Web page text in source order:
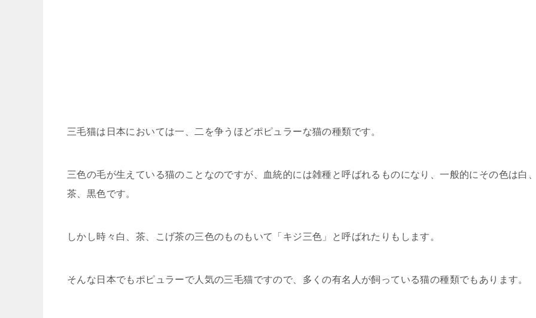
三毛猫は日本においては一、二を争うほどポピュラーな猫の種類です。
三色の毛が生えている猫のことなのですが、血統的には雑種と呼ばれるものになり、一般的にその色は白
茶、黒色です。
しかし時々白、茶、こげ茶の三色のものもいて「キジ三色」と呼ばれたりもします。
そんな日本でもポピュラーで人気の三毛猫ですので、多くの有名人が飼っている猫の種類でもあります。